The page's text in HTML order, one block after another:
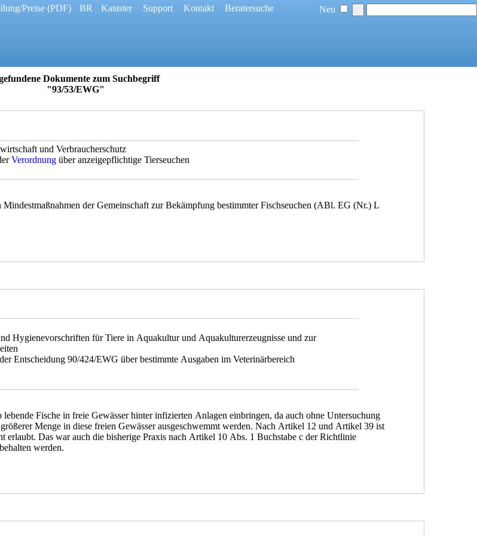
Preise (PDF)] [ BR Kataster] [ Support] [ Kontakt] [ Beratersuche] Neu
Dokumente zum Suchbegriff
"93/53/EWG"
und Verbraucherschutz
Verordnung über anzeigepflichtige Tierseuchen
der Gemeinschaft zur Bekämpfung bestimmter Fischseuchen (ABl. EG (Nr.) L
Hygienevorschriften für Tiere in Aquakultur und Aquakulturerzeugnisse und zur
Entscheidung 90/424/EWG über bestimmte Ausgaben im Veterinärbereich
Fische in freie Gewässer hinter infizierten Anlagen einbringen, da auch ohne Untersuchung
Menge in diese freien Gewässer ausgeschwemmt werden. Nach Artikel 12 und Artikel 39 ist
erlaubt. Das war auch die bisherige Praxis nach Artikel 10 Abs. 1 Buchstabe c der Richtlinie
werden.